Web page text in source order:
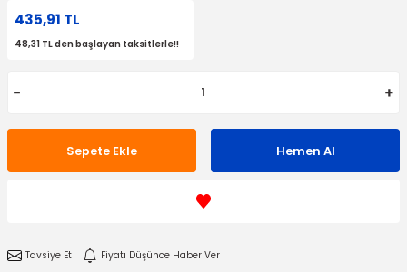
435,91 TL
48,31 TL den başlayan taksitlerle!!
Sepete Ekle Hemen Al
Tavsiye Et
Fiyatı Düşünce Haber Ver